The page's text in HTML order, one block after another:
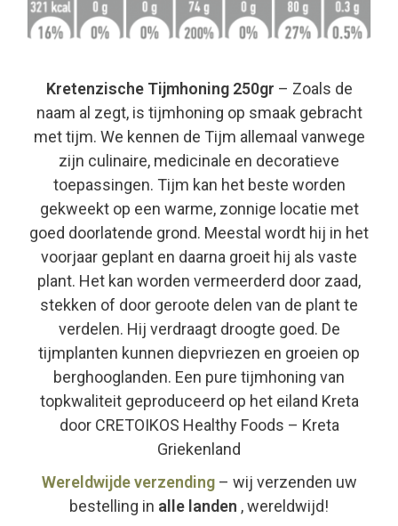
Kretenzische Tijmhoning 250gr – Zoals de
naam al zegt, is tijmhoning op smaak gebracht
met tijm. We kennen de Tijm allemaal vanwege
zijn culinaire, medicinale en decoratieve
toepassingen. Tijm kan het beste worden
gekweekt op een warme, zonnige locatie met
goed doorlatende grond. Meestal wordt hij in het
voorjaar geplant en daarna groeit hij als vaste
plant. Het kan worden vermeerderd door zaad,
stekken of door geroote delen van de plant te
verdelen. Hij verdraagt droogte goed. De
tijmplanten kunnen diepvriezen en groeien op
berghooglanden. Een pure tijmhoning van
topkwaliteit geproduceerd op het eiland Kreta
door CRETOIKOS Healthy Foods – Kreta
Griekenland
Wereldwijde verzending– wij verzenden uw
bestelling in alle landen , wereldwijd!